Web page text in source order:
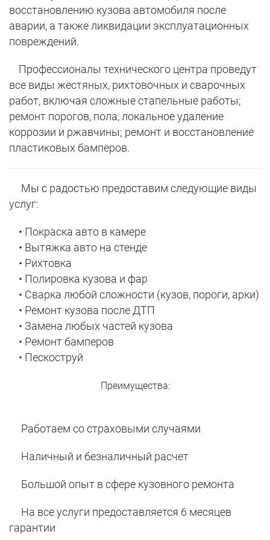
восстановлению кузова автомобиля после
аварии, а также ликвидации эксплуатационных
повреждений.
Профессионалы технического центра проведут
все виды жестяных, рихтовочных и сварочных
работ, включая сложные стапельные работы;
ремонт порогов, пола, локальное удаление
коррозии и ржавчины; ремонт и восстановление
пластиковых бамперов.
Мы с радостью предоставим следующие виды
услуг:
• Покраска авто в камере
• Вытяжка авто на стенде
• Рихтовка
• Полировка кузова и фар
• Сварка любой сложности (кузов, пороги, арки)
• Ремонт кузова после ДТП
• Замена любых частей кузова
• Ремонт бамперов
• Пескоструй
Преимущества:
Работаем со страховыми случаями
Наличный и безналичный расчет
Большой опыт в сфере кузовного ремонта
На все услуги предоставляется 6 месяцев
гарантии